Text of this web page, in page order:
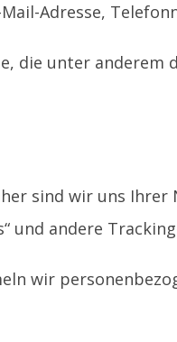
Adresse,
die unter anderem
sind wir uns
und andere
wir